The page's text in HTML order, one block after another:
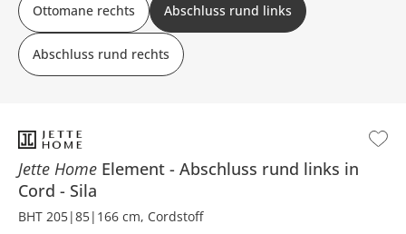
Jette Home Element
Abschluss rund links in
Cord
Sila
BHT 205|85|166 cm, Cordstoff
Ottomane rechts Abschluss rund links
Abschluss rund rechts